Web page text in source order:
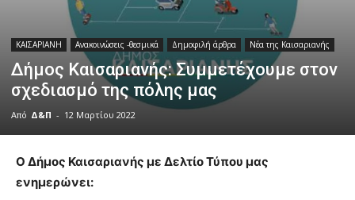
ΚΑΙΣΑΡΙΑΝΗ Ανακοινώσεις -θεσμικά Δημοφιλή άρθρα Νέα της Καισαριανής
Δήμος Καισαριανής: Συμμετέχουμε στον
σχεδιασμό της πόλης μας
Από Δ&Π - 12 Μαρτίου 2022
lesbians
very
Ο Δήμος Καισαριανής με Δελτίο Τύπου μας
ενημερώνει: